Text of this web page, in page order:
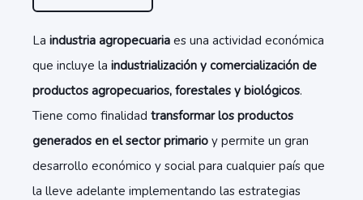
La industria agropecuaria es una actividad económica
que incluye la industrialización y comercialización de
productos agropecuarios, forestales y biológicos.
Tiene como finalidad transformar los productos
generados en el sector primario y permite un gran
desarrollo económico y social para cualquier país que
la lleve adelante implementando las estrategias